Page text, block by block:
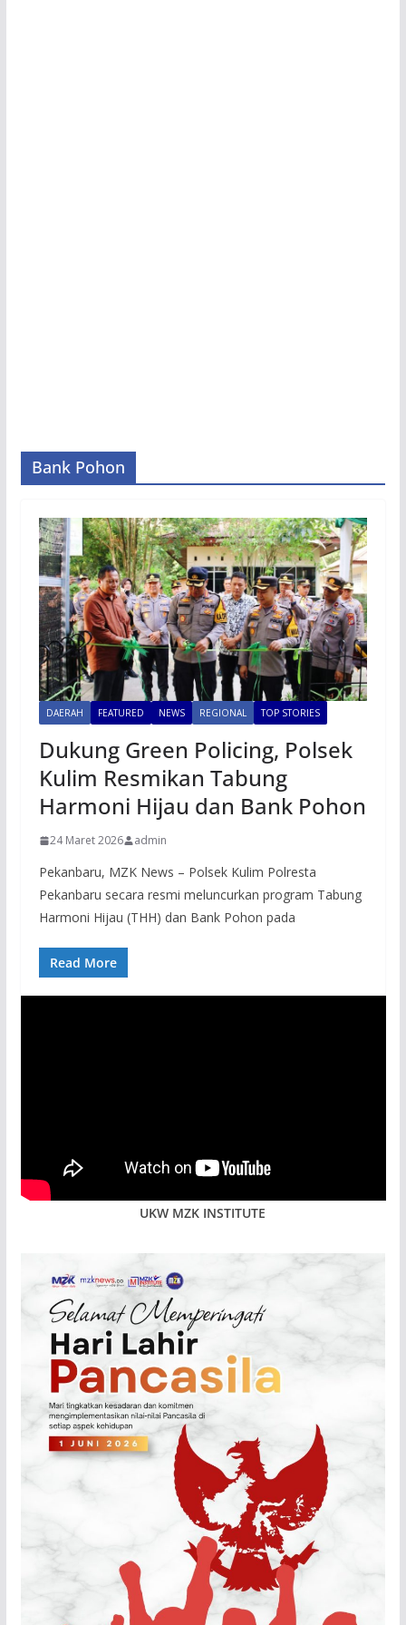
Bank Pohon
DAERAH FEATURED NEWS REGIONAL TOP STORIES
Dukung Green Policing, Polsek
Kulim Resmikan Tabung
Harmoni Hijau dan Bank Pohon
24 Maret 2026 admin
Pekanbaru, MZK News – Polsek Kulim Polresta
Pekanbaru secara resmi meluncurkan program Tabung
Harmoni Hijau (THH) dan Bank Pohon pada
Read More
UKW MZK INSTITUTE